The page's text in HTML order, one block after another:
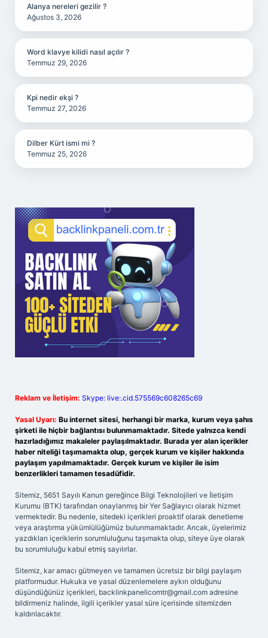
Alanya nereleri gezilir ?
Ağustos 3, 2026
Word klavye kilidi nasıl açılır ?
Temmuz 29, 2026
Kpi nedir ekşi ?
Temmuz 27, 2026
Dilber Kürt ismi mi ?
Temmuz 25, 2026
Reklam ve İletişim: Skype: live:.cid.575569c608265c69
Yasal Uyarı: Bu internet sitesi, herhangi bir marka, kurum veya şahıs
şirketi ile hiçbir bağlantısı bulunmamaktadır. Sitede yalnızca kendi
hazırladığımız makaleler paylaşılmaktadır. Burada yer alan içerikler
haber niteliği taşımamakta olup, gerçek kurum ve kişiler hakkında
paylaşım yapılmamaktadır. Gerçek kurum ve kişiler ile isim
benzerlikleri tamamen tesadüfidir.
Sitemiz, 5651 Sayılı Kanun gereğince Bilgi Teknolojileri ve İletişim
Kurumu (BTK) tarafından onaylanmış bir Yer Sağlayıcı olarak hizmet
vermektedir. Bu nedenle, sitedeki içerikleri proaktif olarak denetleme
veya araştırma yükümlülüğümüz bulunmamaktadır. Ancak, üyelerimiz
yazdıkları içeriklerin sorumluluğunu taşımakta olup, siteye üye olarak
bu sorumluluğu kabul etmiş sayılırlar.
Sitemiz, kar amacı gütmeyen ve tamamen ücretsiz bir bilgi paylaşım
platformudur. Hukuka ve yasal düzenlemelere aykırı olduğunu
düşündüğünüz içerikleri, backlinkpanelicomtr@gmail.com adresine
bildirmeniz halinde, ilgili içerikler yasal süre içerisinde sitemizden
kaldırılacaktır.